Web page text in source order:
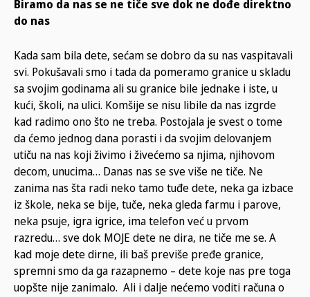
Biramo da nas se ne tiče sve dok ne dođe direktno
do nas
Kada sam bila dete, sećam se dobro da su nas vaspitavali
svi. Pokušavali smo i tada da pomeramo granice u skladu
sa svojim godinama ali su granice bile jednake i iste, u
kući, školi, na ulici. Komšije se nisu libile da nas izgrde
kad radimo ono što ne treba. Postojala je svest o tome
da ćemo jednog dana porasti i da svojim delovanjem
utiču na nas koji živimo i živećemo sa njima, njihovom
decom, unucima… Danas nas se sve više ne tiče. Ne
zanima nas šta radi neko tamo tuđe dete, neka ga izbace
iz škole, neka se bije, tuče, neka gleda farmu i parove,
neka psuje, igra igrice, ima telefon već u prvom
razredu… sve dok MOJE dete ne dira, ne tiče me se. A
kad moje dete dirne, ili baš previše pređe granice,
spremni smo da ga razapnemo – dete koje nas pre toga
uopšte nije zanimalo. Ali i dalje nećemo voditi računa o